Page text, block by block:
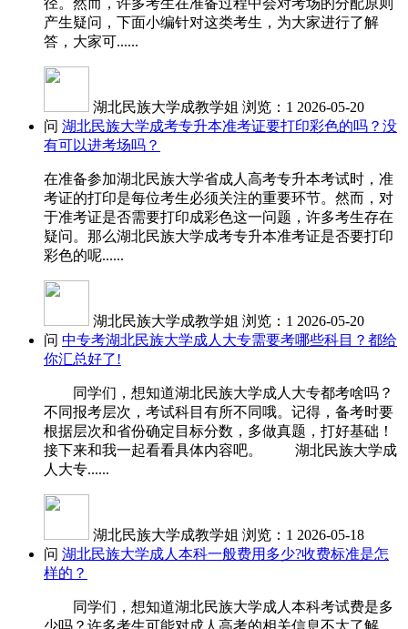
径。然而，许多考生在准备过程中会对考场的分配原则
产生疑问，下面小编针对这类考生，为大家进行了解
答，大家可......
湖北民族大学成教学姐 浏览：1 2026-05-20
问 湖北民族大学成考专升本准考证要打印彩色的吗？没
有可以进考场吗？
在准备参加湖北民族大学省成人高考专升本考试时，准
考证的打印是每位考生必须关注的重要环节。然而，对
于准考证是否需要打印成彩色这一问题，许多考生存在
疑问。那么湖北民族大学成考专升本准考证是否要打印
彩色的呢......
湖北民族大学成教学姐 浏览：1 2026-05-20
问 中专考湖北民族大学成人大专需要考哪些科目？都给
你汇总好了!
同学们，想知道湖北民族大学成人大专都考啥吗？
不同报考层次，考试科目有所不同哦。记得，备考时要
根据层次和省份确定目标分数，多做真题，打好基础！
接下来和我一起看看具体内容吧。 湖北民族大学成
人大专......
湖北民族大学成教学姐 浏览：1 2026-05-18
问 湖北民族大学成人本科一般费用多少?收费标准是怎
样的？
同学们，想知道湖北民族大学成人本科考试费是多